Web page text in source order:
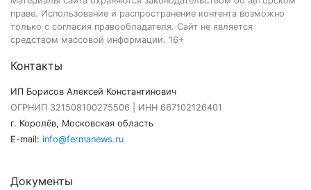
праве. Использование и распространение контента возможно
только с согласия правообладателя. Сайт не является
средством массовой информации. 16+
Контакты
ИП Борисов Алексей Константинович
ОГРНИП 321508100275506 | ИНН 667102126401
г. Королёв, Московская область
E-mail: info@fermanews.ru
Документы